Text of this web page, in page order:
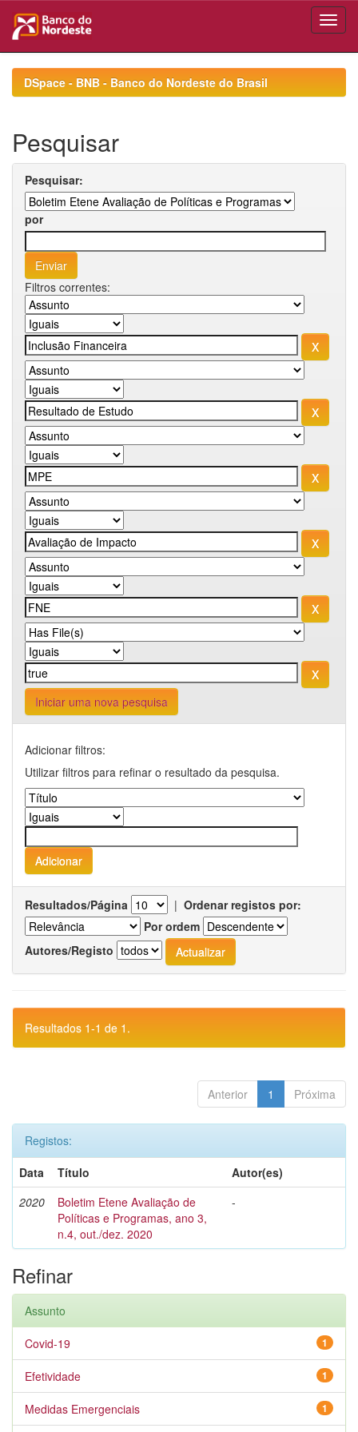
navigationDSpace - BNB - Banco do Nordeste do Brasil
Pesquisar
Pesquisar:
por
Filtros correntes:
Iniciar uma nova pesquisa
Adicionar filtros:
Utilizar filtros para refinar o resultado da pesquisa.
Resultados/Página | Ordenar registos por:
Por ordem
Autores/Registo
Resultados 1-1 de 1.
Anterior 1 Próxima
Registos:
Data
Título
Autor(es)
2020
Boletim Etene Avaliação de
Políticas e Programas, ano 3,
n.4, out./dez. 2020
-
Refinar
Assunto
1
Covid-19
1
Efetividade
1
Medidas Emergenciais